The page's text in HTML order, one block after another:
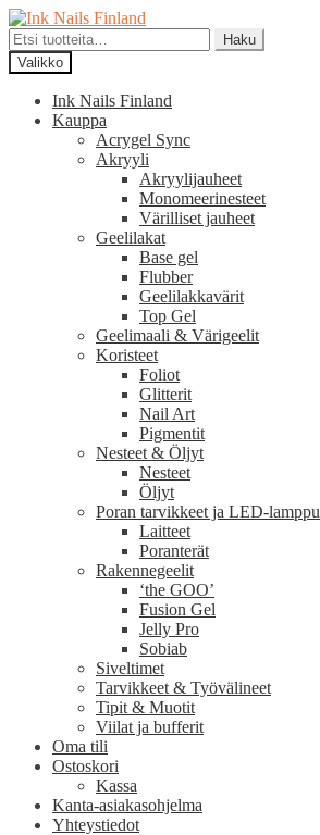
Siirry
navigointiin
Siirry
sisältöön
Etsi:
Haku
Valikko
Ink Nails Finland
Kauppa
Acrygel Sync
Akryyli
Akryylijauheet
Monomeerinesteet
Värilliset jauheet
Geelilakat
Base gel
Flubber
Geelilakkavärit
Top Gel
Geelimaali & Värigeelit
Koristeet
Foliot
Glitterit
Nail Art
Pigmentit
Nesteet & Öljyt
Nesteet
Öljyt
Poran tarvikkeet ja LED-lamppu
Laitteet
Poranterät
Rakennegeelit
‘the GOO’
Fusion Gel
Jelly Pro
Sobiab
Siveltimet
Tarvikkeet & Työvälineet
Tipit & Muotit
Viilat ja bufferit
Oma tili
Ostoskori
Kassa
Kanta-asiakasohjelma
Yhteystiedot